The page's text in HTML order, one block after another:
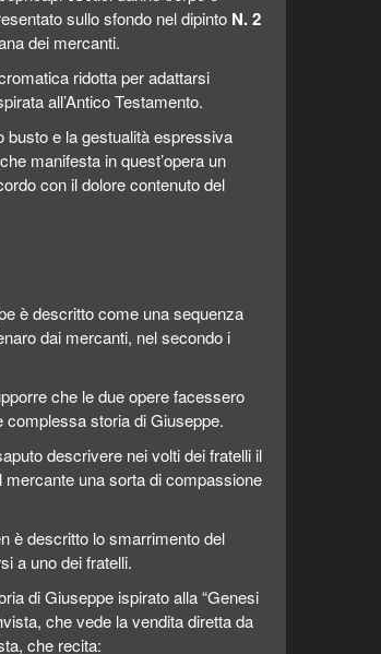
sullo sfondo nel dipinto N. 2
dei mercanti.
ridotta per adattarsi
all’Antico Testamento.
busto e la gestualità espressiva
manifesta in quest’opera un
con il dolore contenuto del
è descritto come una sequenza
dai mercanti, nel secondo i
che le due opere facessero
complessa storia di Giuseppe.
descrivere nei volti dei fratelli il
una sorta di compassione
è descritto lo smarrimento del
a uno dei fratelli.
di Giuseppe ispirato alla “Genesi
che vede la vendita diretta da
che recita: